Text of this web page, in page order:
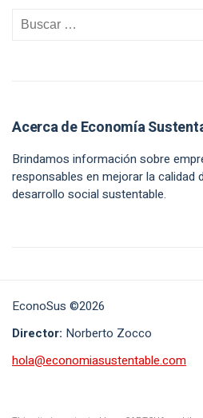
Acerca de Economía
Brindamos información sobre
responsables en mejorar la calidad
desarrollo social sustentable.
EconoSus ©2026
Director: Norberto Zocco
hola@economiasustentable.com